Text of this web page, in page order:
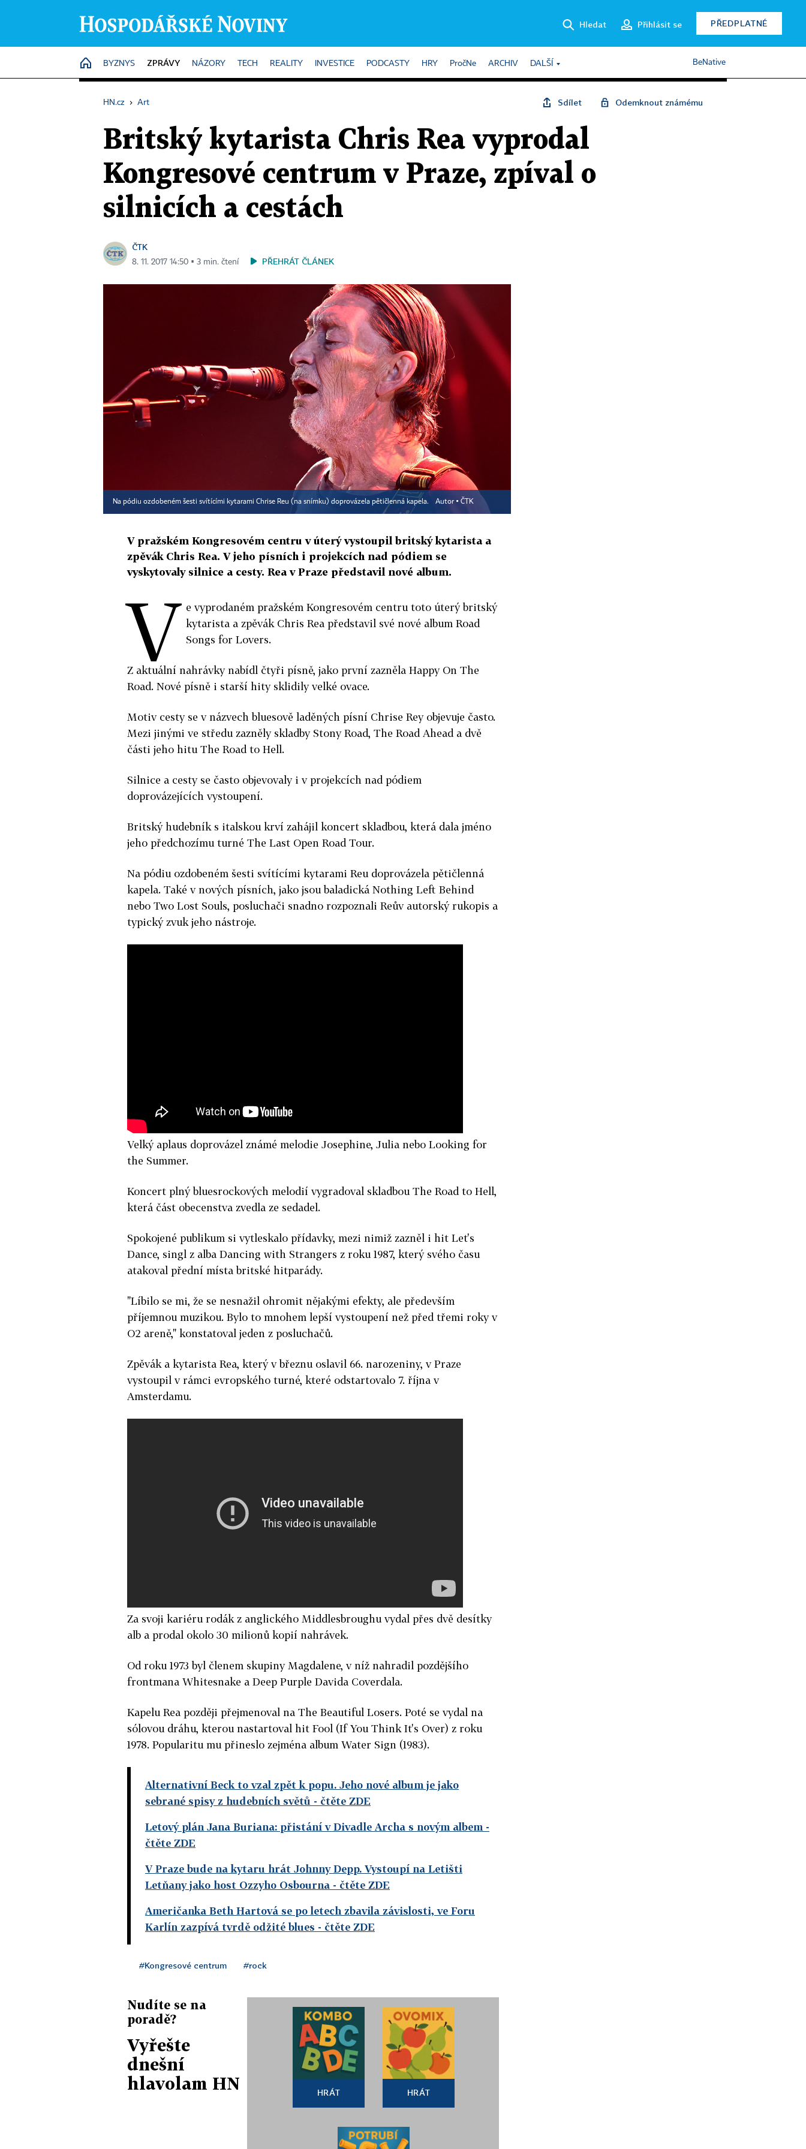
Hledat Přihlásit se PŘEDPLATNÉ
HOME
BYZNYS ZPRÁVY NÁZORY TECH REALITY INVESTICE PODCASTY HRY PročNe ARCHIV DALŠÍ BeNative
HN.cz › Art Sdílet Odemknout známému
Britský kytarista Chris Rea vyprodal
Kongresové centrum v Praze, zpíval o
silnicích a cestách
ČTK
8. 11. 2017 14:50 ▪ 3 min. čtení PŘEHRÁT ČLÁNEK
Na pódiu ozdobeném šesti svítícími kytarami Chrise Reu (na snímku) doprovázela pětičlenná kapela. Autor ▪ ČTK
V pražském Kongresovém centru v úterý vystoupil britský kytarista a
zpěvák Chris Rea. V jeho písních i projekcích nad pódiem se
vyskytovaly silnice a cesty. Rea v Praze představil nové album.
V e vyprodaném pražském Kongresovém centru toto úterý britský
kytarista a zpěvák Chris Rea představil své nové album Road
Songs for Lovers.
Z aktuální nahrávky nabídl čtyři písně, jako první zazněla Happy On The
Road. Nové písně i starší hity sklidily velké ovace.
Motiv cesty se v názvech bluesově laděných písní Chrise Rey objevuje často.
Mezi jinými ve středu zazněly skladby Stony Road, The Road Ahead a dvě
části jeho hitu The Road to Hell.
Silnice a cesty se často objevovaly i v projekcích nad pódiem
doprovázejících vystoupení.
Britský hudebník s italskou krví zahájil koncert skladbou, která dala jméno
jeho předchozímu turné The Last Open Road Tour.
Na pódiu ozdobeném šesti svítícími kytarami Reu doprovázela pětičlenná
kapela. Také v nových písních, jako jsou baladická Nothing Left Behind
nebo Two Lost Souls, posluchači snadno rozpoznali Reův autorský rukopis a
typický zvuk jeho nástroje.
Velký aplaus doprovázel známé melodie Josephine, Julia nebo Looking for
the Summer.
Koncert plný bluesrockových melodií vygradoval skladbou The Road to Hell,
která část obecenstva zvedla ze sedadel.
Spokojené publikum si vytleskalo přídavky, mezi nimiž zazněl i hit Let's
Dance, singl z alba Dancing with Strangers z roku 1987, který svého času
atakoval přední místa britské hitparády.
"Líbilo se mi, že se nesnažil ohromit nějakými efekty, ale především
příjemnou muzikou. Bylo to mnohem lepší vystoupení než před třemi roky v
O2 areně," konstatoval jeden z posluchačů.
Zpěvák a kytarista Rea, který v březnu oslavil 66. narozeniny, v Praze
vystoupil v rámci evropského turné, které odstartovalo 7. října v
Amsterdamu.
Za svoji kariéru rodák z anglického Middlesbroughu vydal přes dvě desítky
alb a prodal okolo 30 milionů kopií nahrávek.
Od roku 1973 byl členem skupiny Magdalene, v níž nahradil pozdějšího
frontmana Whitesnake a Deep Purple Davida Coverdala.
Kapelu Rea později přejmenoval na The Beautiful Losers. Poté se vydal na
sólovou dráhu, kterou nastartoval hit Fool (If You Think It's Over) z roku
1978. Popularitu mu přineslo zejména album Water Sign (1983).
Alternativní Beck to vzal zpět k popu. Jeho nové album je jako
sebrané spisy z hudebních světů - čtěte ZDE
Letový plán Jana Buriana: přistání v Divadle Archa s novým albem -
čtěte ZDE
V Praze bude na kytaru hrát Johnny Depp. Vystoupí na Letišti
Letňany jako host Ozzyho Osbourna - čtěte ZDE
Američanka Beth Hartová se po letech zbavila závislosti, ve Foru
Karlín zazpívá tvrdě odžité blues - čtěte ZDE
#Kongresové centrum #rock
Nudíte se na
poradě?
Vyřešte
dnešní
hlavolam HN
HRÁT HRÁT